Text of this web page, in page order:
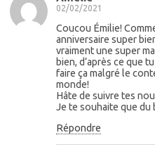
02/02/2021
Coucou Émilie!
anniversaire super
vraiment une super
bien, d’après ce que
faire ça malgré le
monde!
Hâte de suivre tes
Je te souhaite que du
Répondre